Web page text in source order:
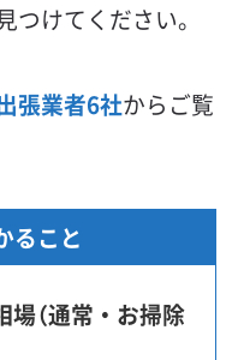
つけてください。
張業者6社からご覧
ること
場（通常・お掃除